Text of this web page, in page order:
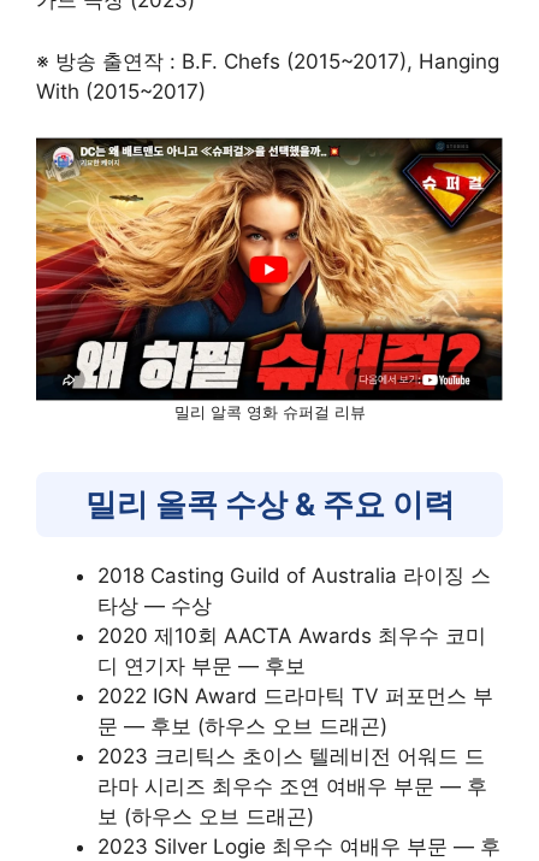
※ 방송 출연작 : B.F. Chefs (2015~2017), Hanging
With (2015~2017)
밀리 알콕 영화 슈퍼걸 리뷰
밀리 올콕 수상 & 주요 이력
2018 Casting Guild of Australia 라이징 스
타상 — 수상
2020 제10회 AACTA Awards 최우수 코미
디 연기자 부문 — 후보
2022 IGN Award 드라마틱 TV 퍼포먼스 부
문 — 후보 (하우스 오브 드래곤)
2023 크리틱스 초이스 텔레비전 어워드 드
라마 시리즈 최우수 조연 여배우 부문 — 후
보 (하우스 오브 드래곤)
2023 Silver Logie 최우수 여배우 부문 — 후